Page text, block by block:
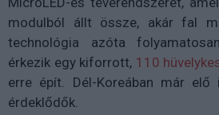
modulból állt össze, akár fal
technológia azóta
érkezik egy kiforrott, 110
erre épít. Dél-Koreában már
érdeklődők.